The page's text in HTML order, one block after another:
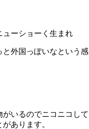
ーショーく生まれ
外国っぽいなという感
いるのでニコニコして
あります。